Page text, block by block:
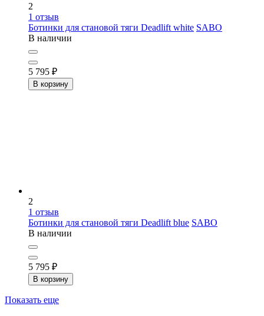
2
1 отзыв
Ботинки для становой тяги Deadlift white SABO
В наличии
5 795 ₽
В корзину
2
1 отзыв
Ботинки для становой тяги Deadlift blue SABO
В наличии
5 795 ₽
В корзину
Показать еще